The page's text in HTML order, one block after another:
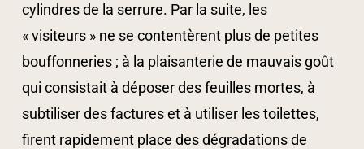
cylindres de la serrure. Par la suite, les
« visiteurs » ne se contentèrent plus de petites
bouffonneries ; à la plaisanterie de mauvais goût
qui consistait à déposer des feuilles mortes, à
subtiliser des factures et à utiliser les toilettes,
firent rapidement place des dégradations de